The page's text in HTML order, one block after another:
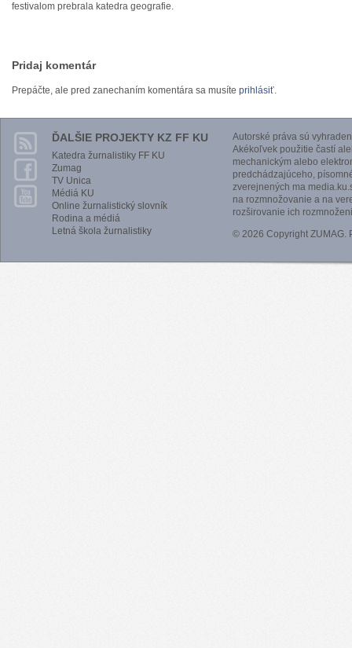
festivalom prebrala katedra geografie.
Pridaj komentár
Prepáčte, ale pred zanechaním komentára sa musíte prihlásiť.
ĎALŠIE PROJEKTY KZ FF KU
Katedra žurnalistiky FF KU
Zumag
TV Unica
Médiá KU
Online žurnalistický slovník
Rodina a médiá
Letná škola žurnalistiky
Autorské práva sú
Akékoľvek použitie častí
mechanickým alebo
predchádzajúceho,
zverejnených ma
na rozmnožovanie a na
rozširovanie ich
© 2026 Copyright ZUMAG.